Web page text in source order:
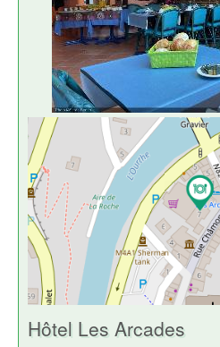
Hôtel Les Arcades